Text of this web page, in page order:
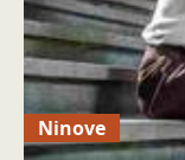
Ninove